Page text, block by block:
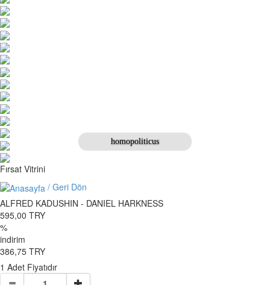
homopoliticus
Previous
Next
Fırsat Vitrini
/ Geri Dön
ALFRED KADUSHIN - DANIEL HARKNESS
595,00 TRY
%
indirim
386,75 TRY
1 Adet Fiyatıdır